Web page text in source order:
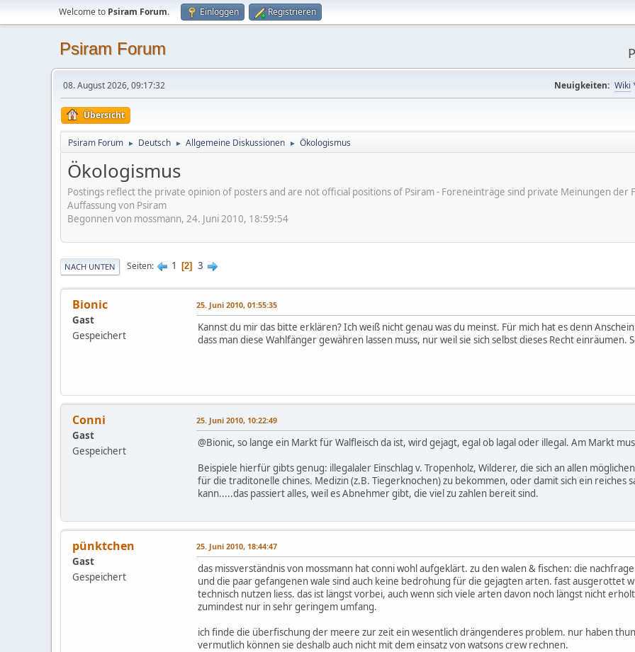
Welcome to Psiram Forum. Einloggen Registrieren
Psiram Forum
08. August 2026, 09:17:32 Neuigkeiten: Wiki
Übersicht
Psiram Forum ► Deutsch ► Allgemeine Diskussionen ► Ökologismus
Ökologismus
Postings reflect the private opinion of posters and are not official positions of Psiram - Foreneinträge sind private Meinungen
Auffassung von Psiram
Begonnen von mossmann, 24. Juni 2010, 18:59:54
NACH UNTEN Seiten 1 2 3
Bionic
Gast
Gespeichert
25. Juni 2010, 01:55:35
Kannst du mir das bitte erklären? Ich weiß nicht genau was du meinst. Für mich hat es denn
dass man diese Wahlfänger gewähren lassen muss, nur weil sie sich selbst dieses Recht einräumen.
Conni
Gast
Gespeichert
25. Juni 2010, 10:22:49
@Bionic, so lange ein Markt für Walfleisch da ist, wird gejagt, egal ob lagal oder illegal. Am Markt
Beispiele hierfür gibts genug: illegalaler Einschlag v. Tropenholz, Wilderer, die sich an allen
für die traditonelle chines. Medizin (z.B. Tiegerknochen) zu bekommen, oder damit sich ein reiches
kann.....das passiert alles, weil es Abnehmer gibt, die viel zu zahlen bereit sind.
pünktchen
Gast
Gespeichert
25. Juni 2010, 18:44:47
das missverständnis von mossmann hat conni wohl aufgeklärt. zu den walen & fischen: die
und die paar gefangenen wale sind auch keine bedrohung für die gejagten arten. fast ausgerottet
technisch nutzen liess. das ist längst vorbei, auch wenn sich viele arten davon noch längst nicht
zumindest nur in sehr geringem umfang.
ich finde die überfischung der meere zur zeit ein wesentlich drängenderes problem. nur haben
vermutlich können sie deshalb auch nicht mit dem einsatz von watsons crew rechnen.